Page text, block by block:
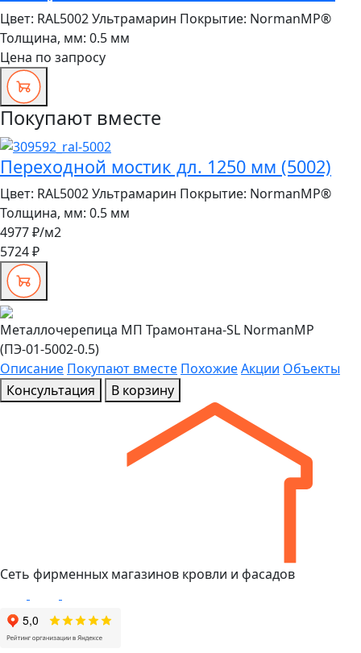
Цвет: RAL5002 Ультрамарин Покрытие: NormanMP®
Толщина, мм: 0.5 мм
Цена по запросу
Покупают вместе
Переходной мостик дл. 1250 мм (5002)
Цвет: RAL5002 Ультрамарин Покрытие: NormanMP®
Толщина, мм: 0.5 мм
4977 ₽/м2
5724 ₽
Металлочерепица МП Трамонтана-SL NormanMP
(ПЭ-01-5002-0.5)
Описание Покупают вместе ПохожиеАкции Объекты
Консультация
В корзину
Сеть фирменных магазинов кровли и фасадов